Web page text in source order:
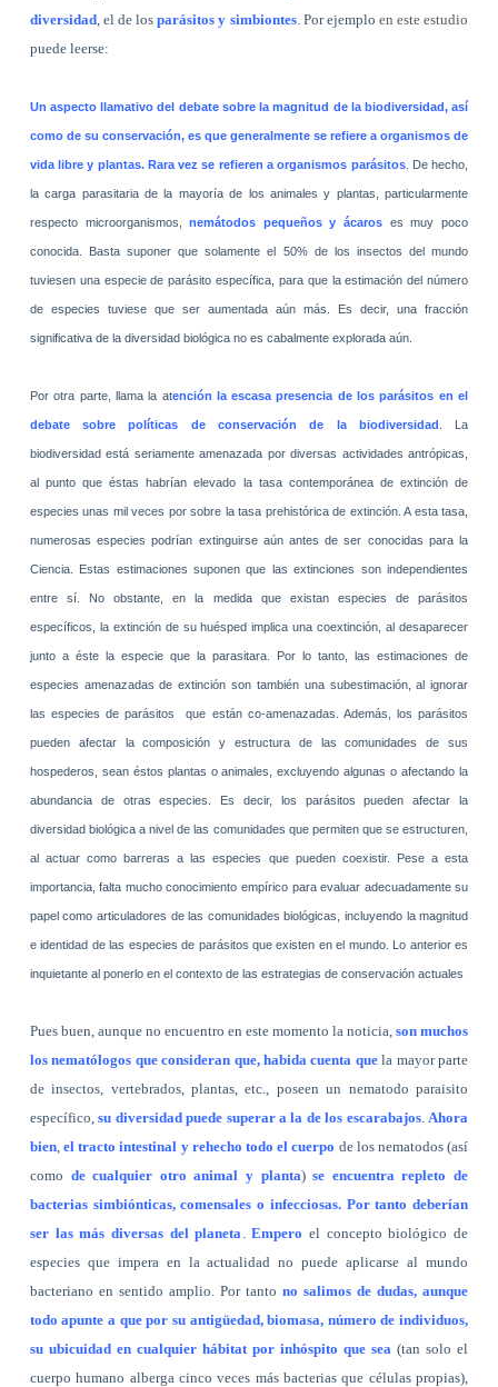
diversidad, el de losparásitos y simbiontes. Por ejemplo en este estudio
puede leerse:
Un aspecto llamativo del debate sobre la magnitud de la biodiversidad, así
como de su conservación, es que generalmente se refiere a organismos de
vida libre y plantas. Rara vez se refieren a organismos parásitos. De hecho,
la carga parasitaria de la mayoría de los animales y plantas, particularmente
respecto micro­organismos,nemátodos pequeños y ácaros es muy poco
conocida. Basta suponer que solamente el 50% de los insectos del mundo
tuviesen una especie de parásito específica, para que la estimación del número
de especies tuviese que ser aumentada aún más. Es decir, una fracción
significativa de la diversidad biológica no es cabalmente explorada aún.
Por otra parte, llama la atención la escasa presencia de los parásitos en el
debate sobre políticas de conservación de la biodiversidad . La
biodiversidad está seriamente amenazada por diversas actividades antrópicas,
al punto que éstas habrían elevado la tasa contemporánea de extinción de
especies unas mil veces por sobre la tasa prehistórica de extinción. A esta tasa,
numerosas especies podrían extinguirse aún antes de ser conocidas para la
Ciencia. Estas estimaciones suponen que las extinciones son independientes
entre sí. No obstante, en la medida que existan especies de parásitos
específicos, la extinción de su huésped implica una coextinción, al desaparecer
junto a éste la especie que la parasitara. Por lo tanto, las estimaciones de
especies amenazadas de extinción son también una subestimación, al ignorar
las especies de parásitos que están co-amenazadas. Además, los parásitos
pueden afectar la composición y estructura de las comunidades de sus
hospederos, sean éstos plantas o animales, excluyendo algunas o afectando la
abundancia de otras especies. Es decir, los parásitos pueden afectar la
diversidad biológica a nivel de las comunidades que permiten que se estructuren,
al actuar como barreras a las especies que pueden coexistir. Pese a esta
importancia, falta mucho conocimiento empírico para evaluar adecua­damente su
papel como articuladores de las comunidades biológicas, incluyendo la magnitud
e identidad de las especies de parásitos que existen en el mundo. Lo anterior es
inquietante al ponerlo en el contexto de las estrategias de conservación actuales
Pues buen, aunque no encuentro en este momento la noticia,son muchos
los nematólogos que consideran que, habida cuenta quela mayor parte
de insectos, vertebrados, plantas, etc., poseen un nematodo paraisito
específico,su diversidad puede superar a la de los escarabajos. Ahora
bien,el tracto intestinal y rehecho todo el cuerpo de los nematodos (así
como de cualquier otro animal y planta)se encuentra repleto de
bacterias simbiónticas, comensales o infecciosas. Por tanto deberían
ser las más diversas del planeta .Empero el concepto biológico de
especies que impera en la actualidad no puede aplicarse al mundo
bacteriano en sentido amplio. Por tantono salimos de dudas, aunque
todo apunte a que por su antigüedad, biomasa, número de individuos,
su ubicuidad en cualquier hábitat por inhóspito que sea (tan solo el
cuerpo humano alberga cinco veces más bacterias que células propias),